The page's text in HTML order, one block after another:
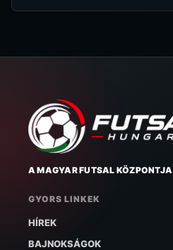
A MAGYAR FUTSAL KÖZPONTJA
GYORS LINKEK
HÍREK
BAJNOKSÁGOK